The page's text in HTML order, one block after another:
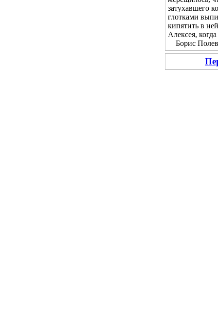
затухавшего
глотками
кипятить в
Алексея,
Борис